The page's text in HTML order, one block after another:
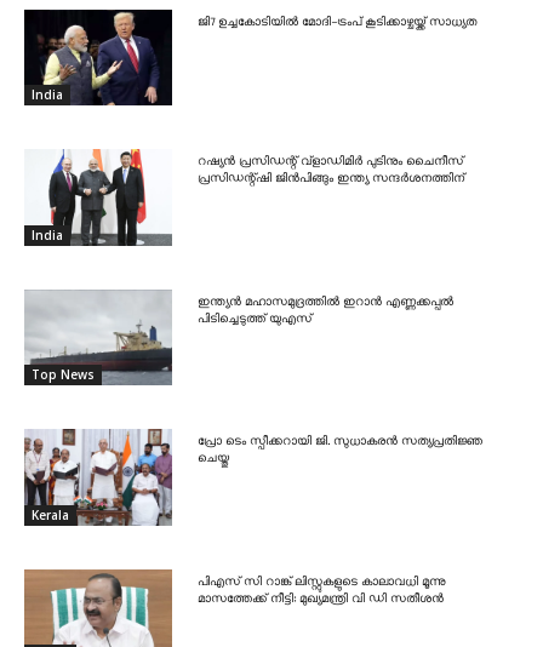
India
ജി7 ഉച്ചകോടിയിൽ മോദി-ട്രംപ് കൂടിക്കാഴ്ചയ്ക്ക് സാധ്യത
India
റഷ്യൻ പ്രസിഡന്റ് വ്‌ളാഡിമിർ പുടിനും ചൈനീസ്
പ്രസിഡന്റ്ഷി ജിൻപിങ്ങും ഇന്ത്യ സന്ദർശനത്തിന്
Top News
ഇന്ത്യൻ മഹാസമുദ്രത്തിൽ ഇറാൻ എണ്ണക്കപ്പൽ
പിടിച്ചെടുത്ത് യുഎസ്
Kerala
പ്രോ ടെം സ്പീക്കറായി ജി. സുധാകരൻ സത്യപ്രതിജ്ഞ
ചെയ്തു
പിഎസ് സി റാങ്ക് ലിസ്റ്റുകളുടെ കാലാവധി മൂന്നു
മാസത്തേക്ക് നീട്ടി: മുഖ്യമന്ത്രി വി ഡി സതീശൻ